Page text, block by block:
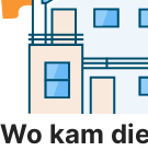
Wo kam